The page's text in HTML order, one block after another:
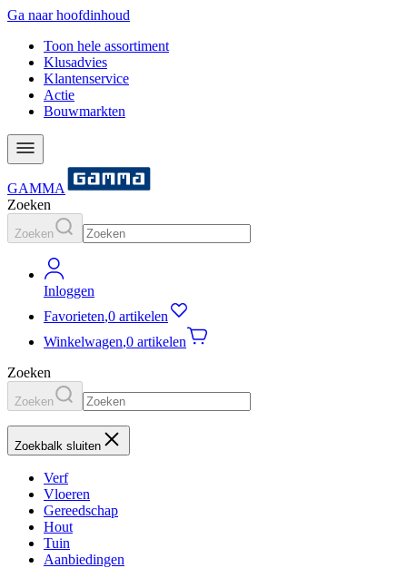
Ga naar hoofdinhoud
Toon hele assortiment
Klusadvies
Klantenservice
Actie
Bouwmarkten
GAMMA
Zoeken
Zoeken
Inloggen
Favorieten,0 artikelen
Winkelwagen,0 artikelen
Zoeken
Zoeken
Zoekbalk sluiten
Verf
Vloeren
Gereedschap
Hout
Tuin
Aanbiedingen